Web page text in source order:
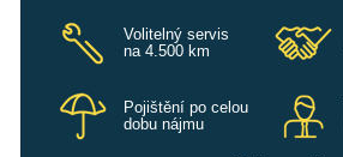
Volitelný servis
na 4.500 km
Pojištění po celou
dobu nájmu